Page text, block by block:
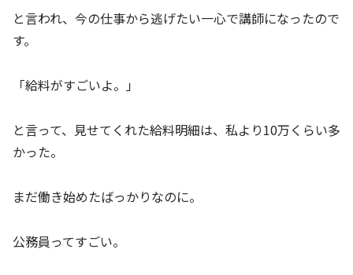
と言われ、今の仕事から逃げたい一心で講師になったので
す。
「給料がすごいよ。」
と言って、見せてくれた給料明細は、私より10万くらい多
かった。
まだ働き始めたばっかりなのに。
公務員ってすごい。